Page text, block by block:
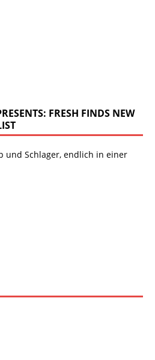
FRESH FINDS NEW
und Schlager, endlich in einer